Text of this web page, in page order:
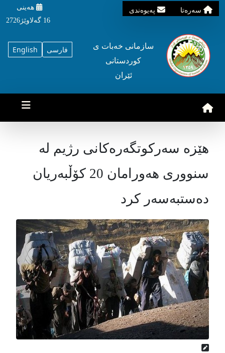
سه‌ره‌تا په‌یوه‌ندی
هه‌ینی
16 گه‌لاوێژ2726
English فارسی
سازمانی خه‌بات ی
کوردستانی
ئێران
هێزە سەرکوتگەرەکانی رژیم لە
سنووری هەورامان 20 کۆڵبەریان
دەستبەسەر کرد